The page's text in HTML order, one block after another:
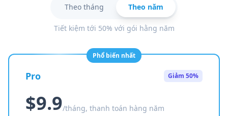
Theo tháng Theo năm
Tiết kiệm tới 50% với gói hằng năm
Phổ biến nhất
Pro Giảm 50%
$9.9/tháng, thanh toán hàng năm